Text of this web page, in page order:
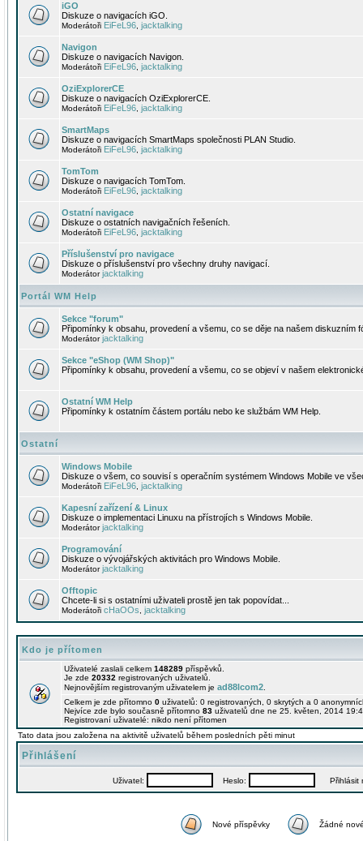
iGO
Diskuze o navigacích iGO.
Moderátoři EiFeL96 jacktalking
Navigon
Diskuze o navigacích Navigon.
Moderátoři EiFeL96 jacktalking
OziExplorerCE
Diskuze o navigacích OziExplorerCE.
Moderátoři EiFeL96 jacktalking
SmartMaps
Diskuze o navigacích SmartMaps společnosti PLAN Studio.
Moderátoři EiFeL96 jacktalking
TomTom
Diskuze o navigacích TomTom.
Moderátoři EiFeL96 jacktalking
Ostatní navigace
Diskuze o ostatních navigačních řešeních.
Moderátoři EiFeL96 jacktalking
Příslušenství pro navigace
Diskuze o příslušenství pro všechny druhy navigací.
Moderátorjacktalking
Portál WM Help
Sekce "forum"
Připomínky k obsahu, provedení a všemu, co se děje na našem diskuzním
Moderátorjacktalking
Sekce "eShop (WM Shop)"
Připomínky k obsahu, provedení a všemu, co se objeví v našem
Ostatní WM Help
Připomínky k ostatním částem portálu nebo ke službám WM Help.
Ostatní
Windows Mobile
Diskuze o všem, co souvisí s operačním systémem Windows Mobile ve
Moderátoři EiFeL96 jacktalking
Kapesní zařízení & Linux
Diskuze o implementaci Linuxu na přístrojích s Windows Mobile.
Moderátorjacktalking
Programování
Diskuze o vývojářských aktivitách pro Windows Mobile.
Moderátorjacktalking
Offtopic
Chcete-li si s ostatními uživateli prostě jen tak popovídat...
Moderátoři cHaOOs jacktalking
Kdo je přítomen
Uživatelé zaslali celkem 148289 příspěvků.
Je zde 20332 registrovaných uživatelů.
Nejnovějším registrovaným uživatelem je ad88lcom2
Celkem je zde přítomno 0 uživatelů: 0 registrovaných, 0 skrytých a 0
Nejvíce zde bylo současně přítomno 83 uživatelů dne ne 25. květen, 2014
Registrovaní uživatelé: nikdo není přítomen
Tato data jsou založena na aktivitě uživatelů během posledních pěti minut
Přihlášení
Uživatel: Heslo: Přihlásit
Nové příspěvky Žádné